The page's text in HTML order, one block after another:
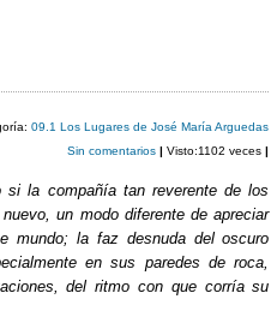
09.1 Los Lugares de José María Arguedas
Sin comentarios| Visto:1102 veces|
si la compañía tan reverente de los
un modo diferente de apreciar
mundo; la faz desnuda del oscuro
en sus paredes de roca,
del ritmo con que corría su